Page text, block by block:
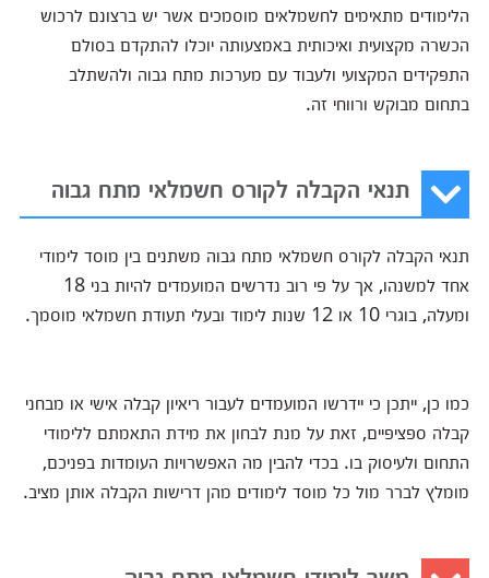
הלימודים מתאימים לחשמלאים מוסמכים אשר יש ברצונם לרכוש
הכשרה מקצועית ואיכותית באמצעותה יוכלו להתקדם בסולם
התפקידים המקצועי ולעבוד עם מערכות מתח גבוה ולהשתלב
בתחום מבוקש ורווחי זה.
תנאי הקבלה לקורס חשמלאי מתח גבוה
תנאי הקבלה לקורס חשמלאי מתח גבוה משתנים בין מוסד לימודי
אחד למשנהו, אך על פי רוב נדרשים המועמדים להיות בני 18
ומעלה, בוגרי 10 או 12 שנות לימוד ובעלי תעודת חשמלאי מוסמך.
כמו כן, ייתכן כי יידרשו המועמדים לעבור ריאיון קבלה אישי או מבחני
קבלה ספציפיים, זאת על מנת לבחון את מידת התאמתם ללימודי
התחום ולעיסוק בו. בכדי להבין מה האפשרויות העומדות בפניכם,
מומלץ לברר מול כל מוסד לימודים מהן דרישות הקבלה אותן מציב.